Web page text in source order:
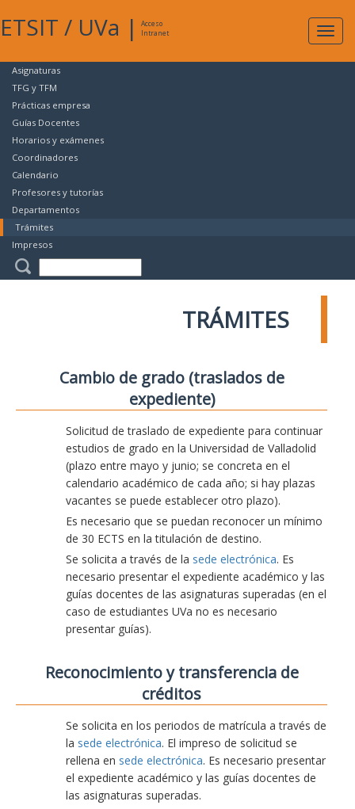
ETSIT / UVa |
Acceso
Intranet
Asignaturas
TFG y TFM
Prácticas empresa
Guías Docentes
Horarios y exámenes
Coordinadores
Calendario
Profesores y tutorías
Departamentos
Trámites
Impresos
TRÁMITES
Cambio de grado (traslados de
expediente)
Solicitud de traslado de expediente para continuar
estudios de grado en la Universidad de Valladolid
(plazo entre mayo y junio; se concreta en el
calendario académico de cada año; si hay plazas
vacantes se puede establecer otro plazo).
Es necesario que se puedan reconocer un mínimo
de 30 ECTS en la titulación de destino.
Se solicita a través de la sede electrónica. Es
necesario presentar el expediente académico y las
guías docentes de las asignaturas superadas (en el
caso de estudiantes UVa no es necesario
presentar guías).
Reconocimiento y transferencia de
créditos
Se solicita en los periodos de matrícula a través de
la sede electrónica. El impreso de solicitud se
rellena en sede electrónica. Es necesario presentar
el expediente académico y las guías docentes de
las asignaturas superadas.